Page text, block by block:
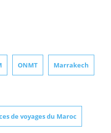
ONMT Marrakech
de voyages du Maroc